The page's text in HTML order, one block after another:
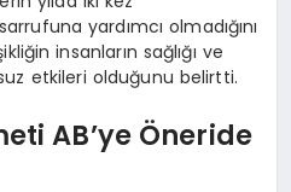
yardımcı olmadığını
insanların sağlığı ve
etkileri olduğunu belirtti.
AB’ye Öneride